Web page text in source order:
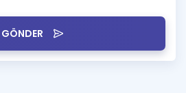
GÖNDER